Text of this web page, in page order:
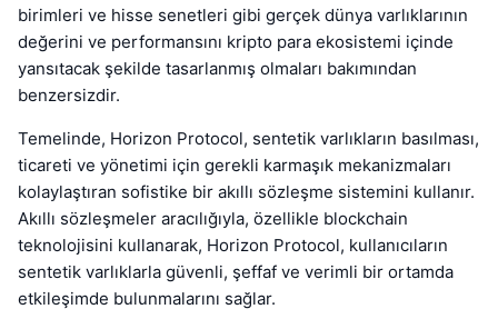
birimleri ve hisse senetleri gibi gerçek dünya varlıklarının
değerini ve performansını kripto para ekosistemi içinde
yansıtacak şekilde tasarlanmış olmaları bakımından
benzersizdir.
Temelinde, Horizon Protocol, sentetik varlıkların basılması,
ticareti ve yönetimi için gerekli karmaşık mekanizmaları
kolaylaştıran sofistike bir akıllı sözleşme sistemini kullanır.
Akıllı sözleşmeler aracılığıyla, özellikle blockchain
teknolojisini kullanarak, Horizon Protocol, kullanıcıların
sentetik varlıklarla güvenli, şeffaf ve verimli bir ortamda
etkileşimde bulunmalarını sağlar.